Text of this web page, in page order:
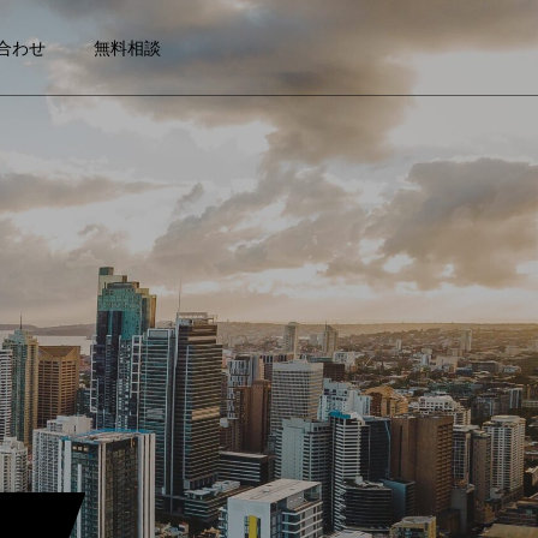
わせ 無料相談